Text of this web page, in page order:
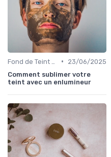
•
23/06/2025
Comment sublimer votre
teint avec un enlumineur